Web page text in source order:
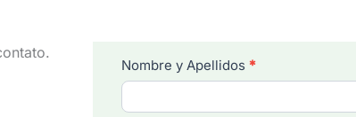
Contacto
web
Schwing.es
Nombre y Apellidos *